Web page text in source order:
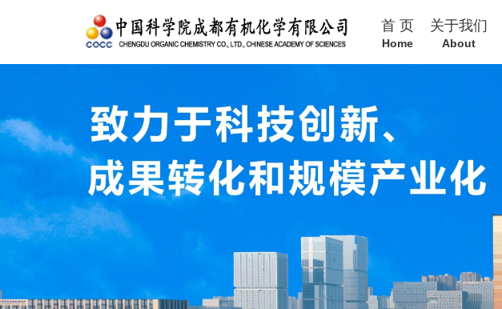
首 页
Home
关于我们
About